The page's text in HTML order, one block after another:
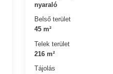
nyaraló
Belső terület
45 m²
Telek terület
216 m²
Tájolás